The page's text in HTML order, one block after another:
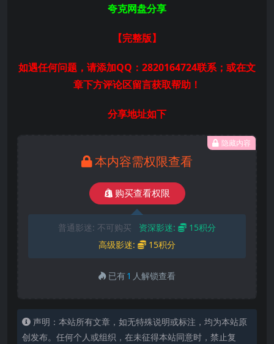
夸克网盘分享
【完整版】
如遇任何问题，请添加QQ：2820164724联系；或在文
章下方评论区留言获取帮助！
分享地址如下
隐藏内容
本内容需权限查看
购买查看权限
普通影迷: 不可购买 资深影迷:
15积分
高级影迷:
15积分
已有1 人解锁查看
声明：本站所有文章，如无特殊说明或标注，均为本站原
创发布。任何个人或组织，在未征得本站同意时，禁止复